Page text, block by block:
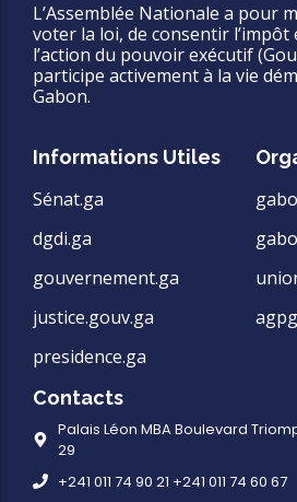
L’Assemblée Nationale a pour
voter la loi, de consentir
l’action du pouvoir exécutif
participe activement à la vie
Gabon.
Informations Utiles
Sénat.ga
dgdi.ga
gouvernement.ga
justice.gouv.ga
presidence.ga
Contacts
Palais Léon MBA Boulevard
29
+241 011 74 90 21 +241 011 74 60 67